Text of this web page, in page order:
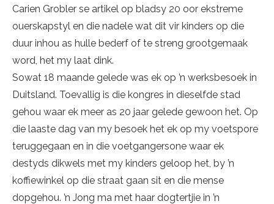
Carien Grobler se artikel op blad­sy 20 oor ekstreme
ouerskapstyl en die nadele wat dit vir kinders op die
duur inhou as hulle bederf of te streng grootgemaak
word, het my laat dink.
Sowat 18 maande gelede was ek op ’n werksbesoek in
Duitsland. Toevallig is die kongres in dieselfde stad
gehou waar ek meer as 20 jaar gelede gewoon het. Op
die laaste dag van my besoek het ek op my voetspore
teruggegaan en in die voet­ganger­sone waar ek
destyds dikwels met my kinders geloop het, by ’n
koffiewinkel op die straat gaan sit en die mense
dopgehou. ’n Jong ma met haar dogtertjie in ’n